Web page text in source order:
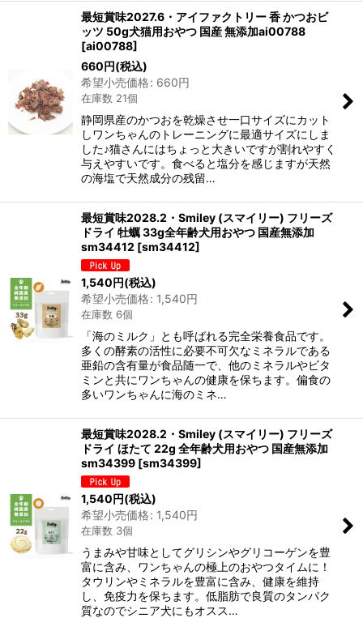
最短賞味2027.6・アイファクトリー 香 かつおビ
ッツ 50g犬猫用おやつ 国産 無添加ai00788
[ai00788]
660円(税込)
希望小売価格: 660円
在庫数 21個
静岡県産のかつおを乾燥させ一口サイズにカット
しワンちゃんのトレーニングに最適サイズにしま
した♪猫さんにはちょっと大きいですが割れやすく
与えやすいです。食べると塩分を感じますが天然
の海塩で天然成分の残留…
最短賞味2028.2・Smiley (スマイリー) フリーズ
ドライ 牡蠣 33g全年齢犬用おやつ 国産無添加
sm34412 [sm34412]
1,540円(税込)
希望小売価格: 1,540円
在庫数 6個
「海のミルク」とも呼ばれる完全栄養食品です。
多くの酵素の活性に必要不可欠なミネラルである
亜鉛の含有量が食品随一で、他のミネラルやビタ
ミンと共にワンちゃんの健康を保ちます。偏食の
多いワンちゃんに海のミネ…
最短賞味2028.2・Smiley (スマイリー) フリーズ
ドライ ほたて 22g 全年齢犬用おやつ 国産無添加
sm34399 [sm34399]
1,540円(税込)
希望小売価格: 1,540円
在庫数 3個
うまみや甘味としてグリシンやグリコーゲンを豊
富に含み、ワンちゃんの極上のおやつタイムに！
タウリンやミネラルを豊富に含み、健康を維持
し、免疫力を保ちます。低脂肪で良質のタンパク
質なのでシニア犬にもオスス…